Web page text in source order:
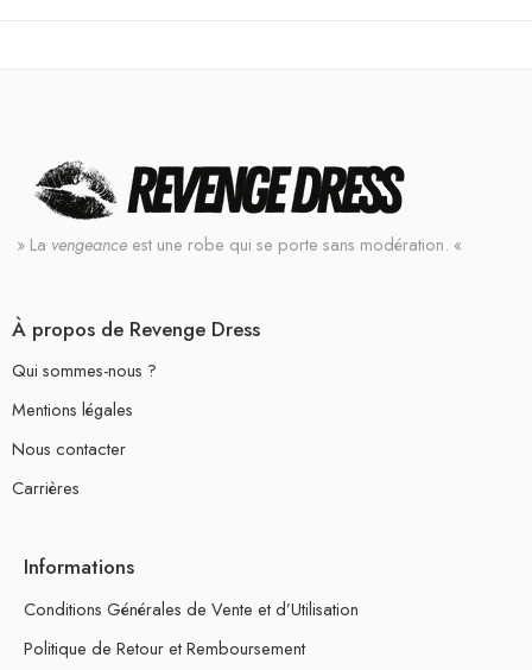
» La vengeance est une robe qui se porte sans modération. «
À propos de Revenge Dress
Qui sommes-nous ?
Mentions légales
Nous contacter
Carrières
Informations
Conditions Générales de Vente et d’Utilisation
Politique de Retour et Remboursement